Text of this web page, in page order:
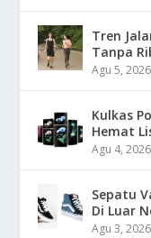
Tren
Tanpa
Agu 5, 2026
Kulkas
Hemat
Agu 4, 2026
Sepatu
Di Luar
Agu 3, 2026